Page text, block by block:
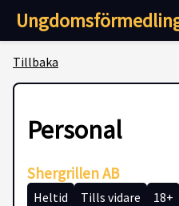
Tillbaka
Personal
Shergrillen AB
Heltid Tills vidare 18+